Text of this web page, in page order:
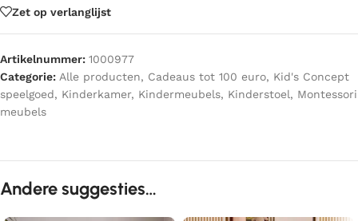
Zet op verlanglijst
Artikelnummer: 1000977
Categorie: Alle producten, Cadeaus tot 100 euro, Kid's Concept
speelgoed, Kinderkamer, Kindermeubels, Kinderstoel, Montessori
meubels
Andere suggesties…